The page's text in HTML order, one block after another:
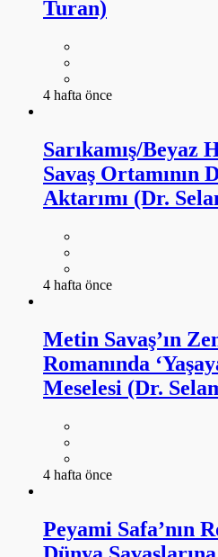
Turan)
4 hafta önce
Sarıkamış/Beyaz
Savaş Ortamının
Aktarımı (Dr.
4 hafta önce
Metin Savaş’ın
Romanında
Meselesi (Dr.
4 hafta önce
Peyami Safa’nın